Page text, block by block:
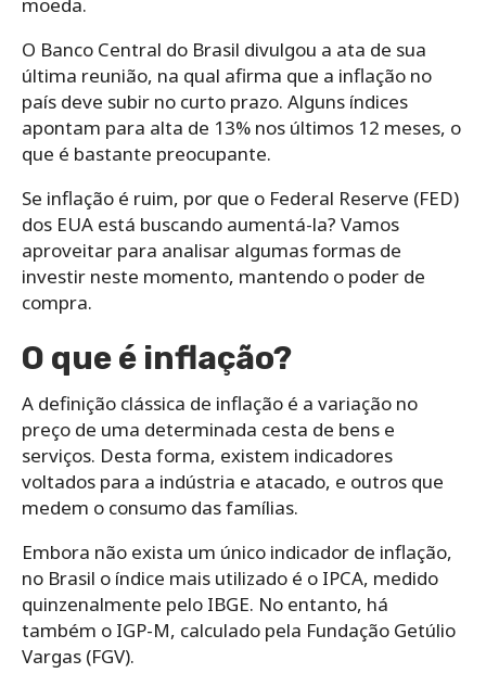
O Banco Central do Brasil divulgou a ata de sua
última reunião, na qual afirma que a inflação no
país deve subir no curto prazo. Alguns índices
apontam para alta de 13% nos últimos 12 meses, o
que é bastante preocupante.
Se inflação é ruim, por que o Federal Reserve (FED)
dos EUA está buscando aumentá-la? Vamos
aproveitar para analisar algumas formas de
investir neste momento, mantendo o poder de
compra.
O que é inflação?
A definição clássica de inflação é a variação no
preço de uma determinada cesta de bens e
serviços. Desta forma, existem indicadores
voltados para a indústria e atacado, e outros que
medem o consumo das famílias.
Embora não exista um único indicador de inflação,
no Brasil o índice mais utilizado é o IPCA, medido
quinzenalmente pelo IBGE. No entanto, há
também o IGP-M, calculado pela Fundação Getúlio
Vargas (FGV).